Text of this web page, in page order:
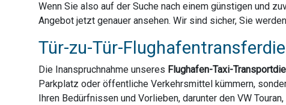
Wenn Sie also auf der Suche nach einem günstigen und
Angebot jetzt genauer ansehen. Wir sind sicher, Sie
Tür-zu-Tür-
Die Inanspruchnahme unseres Flughafen-Taxi-
Parkplatz oder öffentliche Verkehrsmittel kümmern,
Ihren Bedürfnissen und Vorlieben, darunter den VW